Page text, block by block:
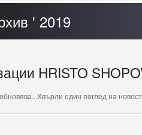
' 2019
HRISTO
един поглед на